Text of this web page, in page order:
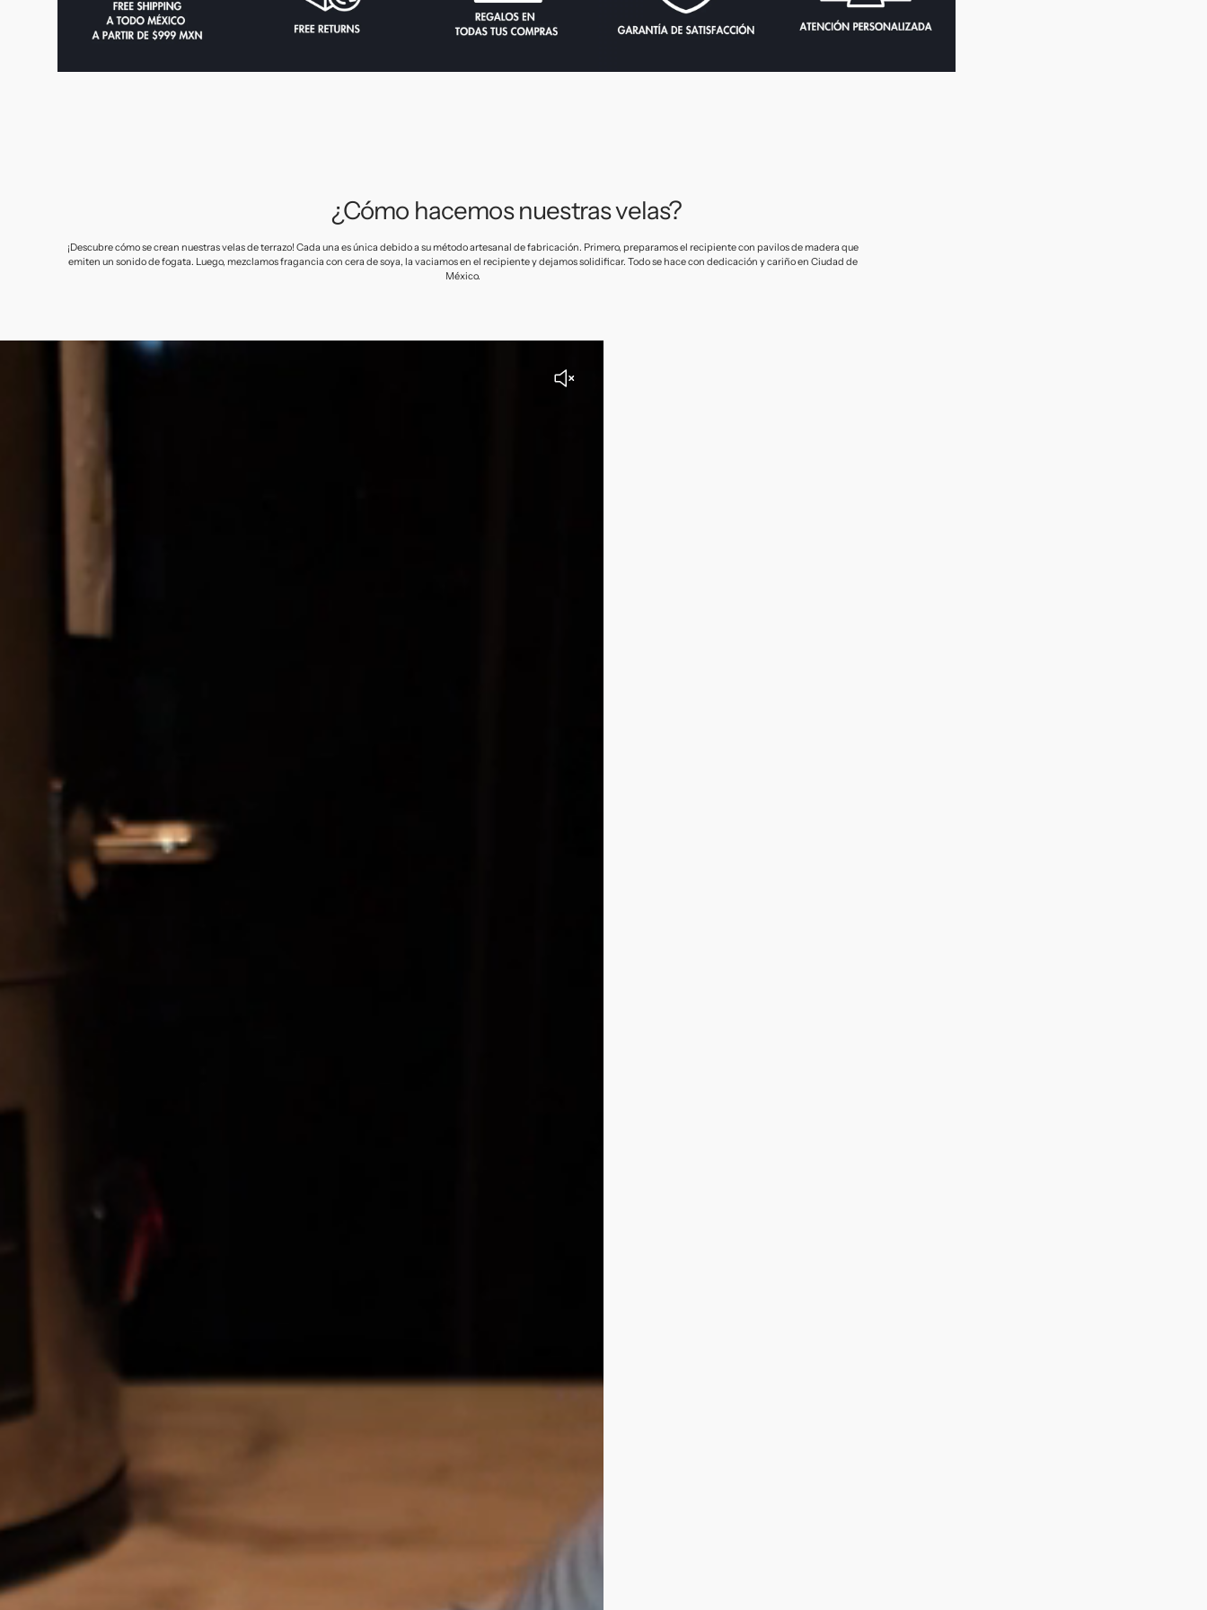
¿Cómo hacemos nuestras velas?
¡Descubre cómo se crean nuestras velas de terrazo! Cada una es única debido a su método artesanal de fabricación. Primero, preparamos el recipiente con pavilos de madera que
emiten un sonido de fogata. Luego, mezclamos fragancia con cera de soya, la vaciamos en el recipiente y dejamos solidificar. Todo se hace con dedicación y cariño en Ciudad de
México.